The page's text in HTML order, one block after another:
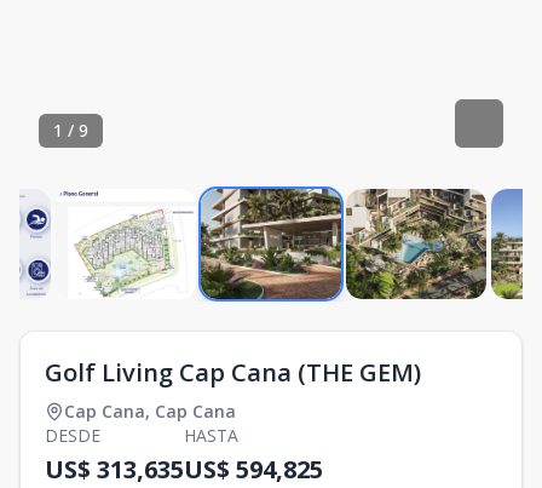
1 / 9
Golf Living Cap Cana (THE GEM)
Cap Cana, Cap Cana
DESDE
US$ 313,635
HASTA
US$ 594,825